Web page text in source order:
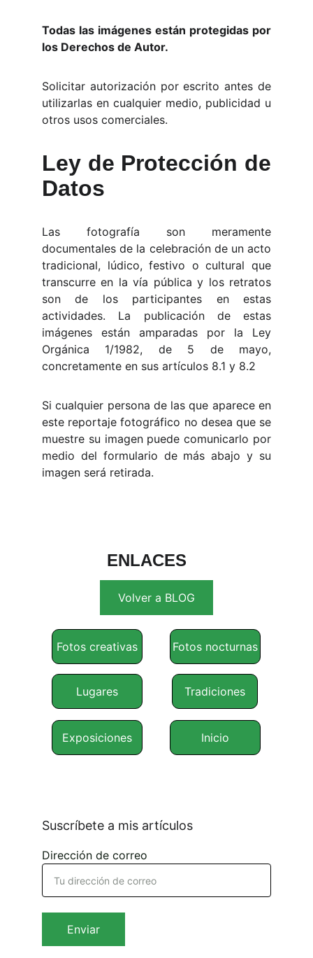
Todas las imágenes están protegidas por
los Derechos de Autor.
Solicitar autorización por escrito antes de
utilizarlas en cualquier medio, publicidad u
otros usos comerciales.
Ley de Protección de
Datos
Las fotografía son meramente
documentales de la celebración de un acto
tradicional, lúdico, festivo o cultural que
transcurre en la vía pública y los retratos
son de los participantes en estas
actividades. La publicación de estas
imágenes están amparadas por la Ley
Orgánica 1/1982, de 5 de mayo,
concretamente en sus artículos 8.1 y 8.2
Si cualquier persona de las que aparece en
este reportaje fotográfico no desea que se
muestre su imagen puede comunicarlo por
medio del formulario de más abajo y su
imagen será retirada.
Fotos creativas Fotos nocturnas
Lugares
Exposiciones
ENLACES
Inicio
Tradiciones
Volver a BLOG
Dirección de correo
Enviar
Suscríbete a mis artículos